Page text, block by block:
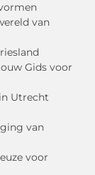
van
Gids voor
Utrecht
van
voor